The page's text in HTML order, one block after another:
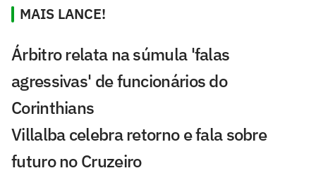
MAIS LANCE!
Árbitro relata na súmula 'falas
agressivas' de funcionários do
Corinthians
Villalba celebra retorno e fala sobre
futuro no Cruzeiro